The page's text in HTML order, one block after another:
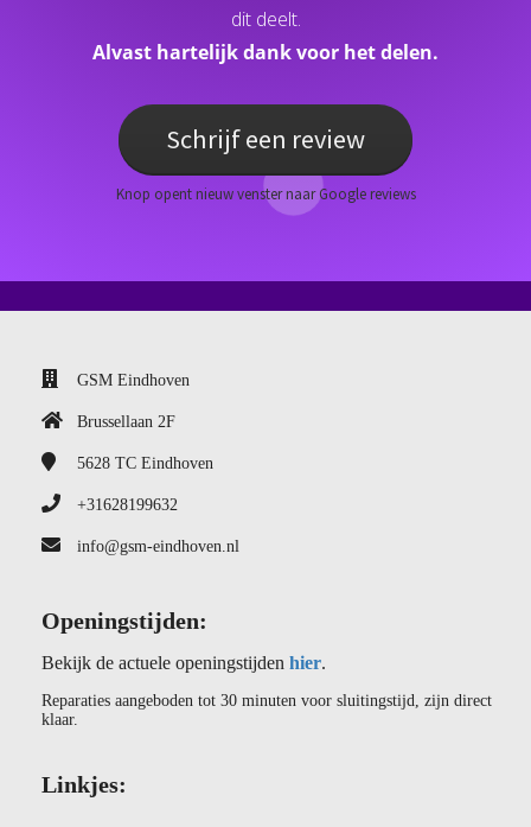
dit deelt.
Alvast hartelijk dank voor het delen.
Schrijf een review
Knop opent nieuw venster naar Google reviews
GSM Eindhoven
Brussellaan 2F
5628 TC Eindhoven
+31628199632
info@gsm-eindhoven.nl
Openingstijden:
Bekijk de actuele openingstijden hier.
Reparaties aangeboden tot 30 minuten voor sluitingstijd, zijn direct
klaar.
Linkjes: